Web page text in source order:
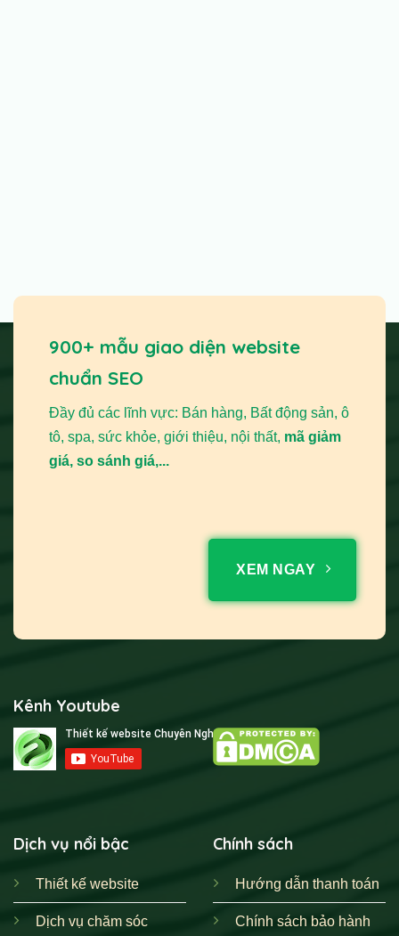
900+ mẫu giao diện website
chuẩn SEO
Đầy đủ các lĩnh vực: Bán hàng, Bất động sản, ô
tô, spa, sức khỏe, giới thiệu, nội thất, mã giảm
giá, so sánh giá,...
XEM NGAY
Kênh Youtube
Dịch vụ nổi bậc
Thiết kế website
Dịch vụ chăm sóc
Chính sách
Hướng dẫn thanh toán
Chính sách bảo hành